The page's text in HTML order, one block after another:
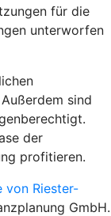
für die
unterworfen
sind
der
profitieren.
von Riester-
GmbH.